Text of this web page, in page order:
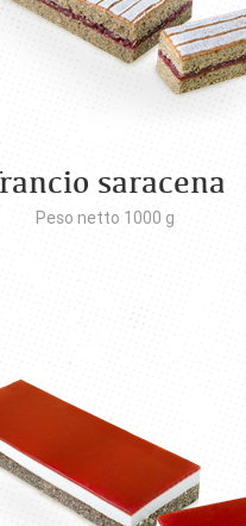
saracena
Peso netto 1000 g